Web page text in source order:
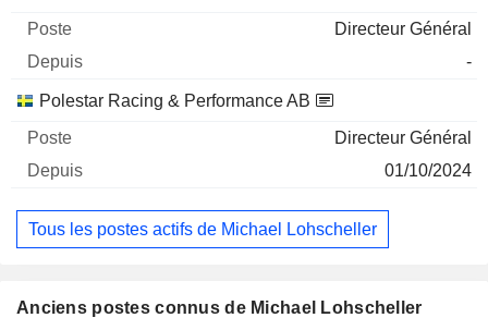
Directeur Général
-
Polestar Racing & Performance AB
Directeur Général
01/10/2024
Tous les postes actifs de Michael Lohscheller
Anciens postes connus de Michael Lohscheller